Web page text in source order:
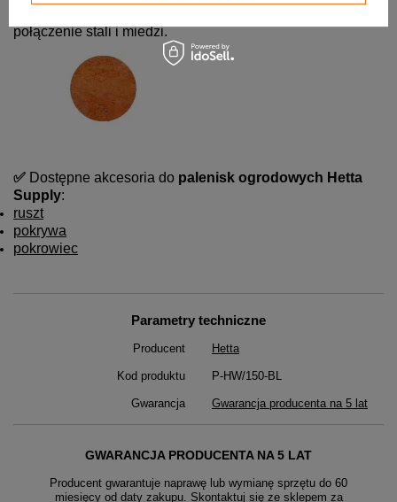
połączenie stali i miedzi.
✅ Dostępne akcesoria do palenisk ogrodowych Hetta
Supply:
ruszt
pokrywa
pokrowiec
Parametry techniczne
Producent Hetta
Kod produktu P-HW/150-BL
Gwarancja Gwarancja producenta na 5 lat
GWARANCJA PRODUCENTA NA 5 LAT
Producent gwarantuje naprawę lub wymianę sprzętu do 60
miesięcy od daty zakupu. Skontaktuj się ze sklepem za